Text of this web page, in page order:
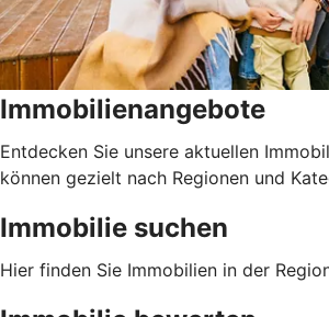
Immobilienangebote
Entdecken Sie unsere aktuellen
können gezielt nach Regionen und
Immobilie suchen
Hier finden Sie Immobilien in der